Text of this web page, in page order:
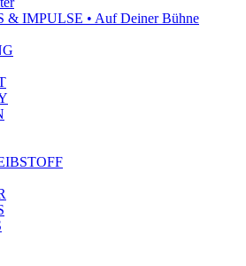
& IMPULSE • Auf Deiner Bühne